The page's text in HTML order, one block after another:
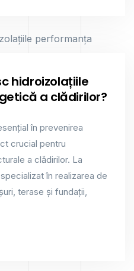
hidroizolațiile
a clădirilor?
în prevenirea
crucial pentru
a clădirilor. La
în realizarea de
terase și fundații,